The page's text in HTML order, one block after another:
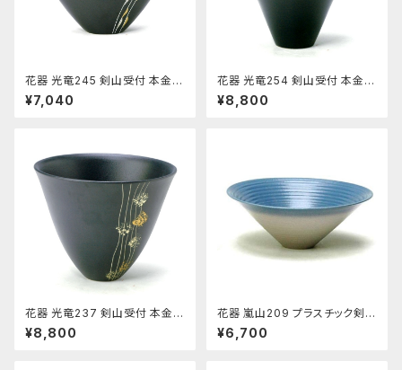
花器 光竜245 剣山受付 本金銀
使用 陶器 水盤 花瓶 コンポー
ネント フラワーベース
¥7,040
花器 光竜254 剣山受付 本金使
用 陶器 水盤 花瓶 コンポーネ
ント フラワーベース
¥8,800
花器 光竜237 剣山受付 本金銀
使用 陶器 水盤 花瓶 コンポー
ネント フラワーベース
¥8,800
花器 嵐山209 プラスチック剣山
受付 信楽陶土使用 陶器 水盤
花瓶 フラワーベース
¥6,700